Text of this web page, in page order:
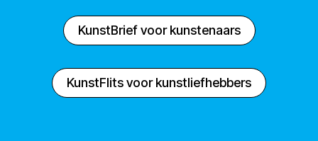
KunstBrief voor kunstenaars
KunstFlits voor kunstliefhebbers